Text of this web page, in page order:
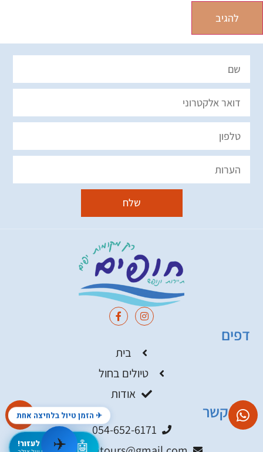
אני כאן לעזור!
שלח
דפים
בית
טיולים בחול
אודות
צור קשר
054-652-6171
✈ הזמן טיול בלחיצה אחת
✈️